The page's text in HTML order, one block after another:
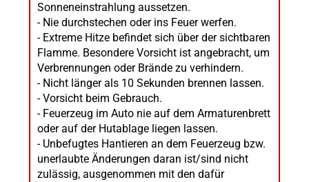
Sonneneinstrahlung aussetzen.
- Nie durchstechen oder ins Feuer werfen.
- Extreme Hitze befindet sich über der sichtbaren
Flamme. Besondere Vorsicht ist angebracht, um
Verbrennungen oder Brände zu verhindern.
- Nicht länger als 10 Sekunden brennen lassen.
- Vorsicht beim Gebrauch.
- Feuerzeug im Auto nie auf dem Armaturenbrett
oder auf der Hutablage liegen lassen.
- Unbefugtes Hantieren an dem Feuerzeug bzw.
unerlaubte Änderungen daran ist/sind nicht
zulässig, ausgenommen mit den dafür